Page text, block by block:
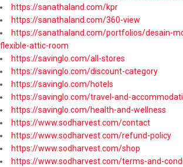
https://sanathaland.com/kpr
https://sanathaland.com/360-view
https://sanathaland.com/portfolios/desain-
flexible-attic-room
https://savinglo.com/all-stores
https://savinglo.com/discount-category
https://savinglo.com/hotels
https://savinglo.com/travel-and-
https://savinglo.com/health-and-wellness
https://www.sodharvest.com/contact
https://www.sodharvest.com/refund-policy
https://www.sodharvest.com/shop
https://www.sodharvest.com/terms-and-